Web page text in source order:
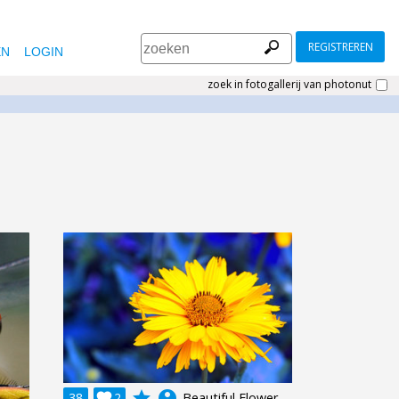
LOGIN REGISTREREN
zoek in fotogallerij van photonut